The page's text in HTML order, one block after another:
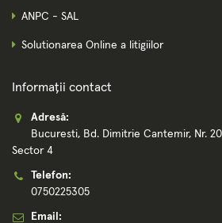
ANPC - SAL
Solutionarea Online a litigiilor
Informații contact
Adresă:
Bucuresti, Bd. Dimitrie Cantemir, Nr.
Sector 4
Telefon:
0750225305
Email: